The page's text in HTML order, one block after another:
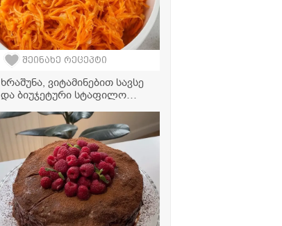
შეინახე რეცეპტი
ხრაშუნა, ვიტამინებით სავსე
და ბიუჯეტური სტაფილო
გარნირი თქვენი
სადილისთვის